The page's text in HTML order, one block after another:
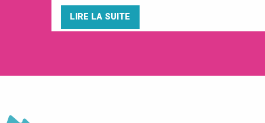
LIRE LA SUITE